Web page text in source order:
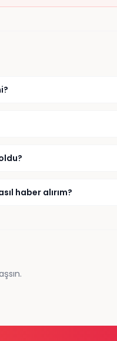
haber alırım?